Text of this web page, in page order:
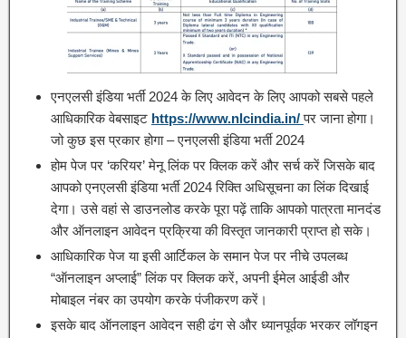
एनएलसी इंडिया भर्ती 2024 के लिए आवेदन के लिए आपको सबसे पहले
आधिकारिक वेबसाइट https://www.nlcindia.in/पर जाना होगा।
जो कुछ इस प्रकार होगा – एनएलसी इंडिया भर्ती 2024
होम पेज पर ‘करियर’ मेनू लिंक पर क्लिक करें और सर्च करें जिसके बाद
आपको एनएलसी इंडिया भर्ती 2024 रिक्ति अधिसूचना का लिंक दिखाई
देगा। उसे वहां से डाउनलोड करके पूरा पढ़ें ताकि आपको पात्रता मानदंड
और ऑनलाइन आवेदन प्रक्रिया की विस्तृत जानकारी प्राप्त हो सके।
आधिकारिक पेज या इसी आर्टिकल के समान पेज पर नीचे उपलब्ध
“ऑनलाइन अप्लाई” लिंक पर क्लिक करें, अपनी ईमेल आईडी और
मोबाइल नंबर का उपयोग करके पंजीकरण करें।
इसके बाद ऑनलाइन आवेदन सही ढंग से और ध्यानपूर्वक भरकर लॉगइन